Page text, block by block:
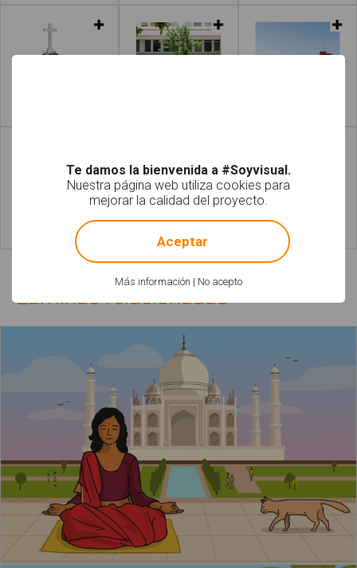
Leer más
Láminas relacionadas
Te damos la bienvenida a #Soyvisual.
Nuestra página web utiliza cookies para
mejorar la calidad del proyecto.
Más información | No acepto
! Not valid!
Aceptar